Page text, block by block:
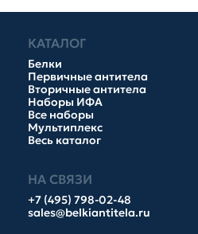
КАТАЛОГ
Белки
Первичные антитела
Вторичные антитела
Наборы ИФА
Все наборы
Мультиплекс
Весь каталог
НА СВЯЗИ
+7 (495) 798-02-48
sales@belkiantitela.ru